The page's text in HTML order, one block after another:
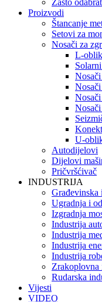
Zašto
Proizvodi
Štancanje
Setovi za
Nosači za
L-
U-
Autodijelovi
Dijelovi
Pričvršćivač
INDUSTRIJA
Građevinska
Ugradnja i
Izgradnja
Industrija
Industrija
Industrija
Industrija
Zrakoplovna
Rudarska
Vijesti
VIDEO